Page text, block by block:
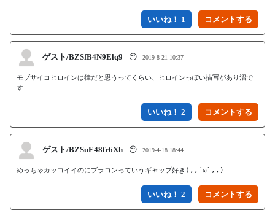
いいね！ 1
ゲスト/BZSfB4N9Elq9 😶 2019-8-21 10:37
モブサイコヒロインは律だと思うってくらい、ヒロインっぽい描写があり沼で
す
いいね！ 2
ゲスト/BZSuE48fr6Xh 😶 2019-4-18 18:44
めっちゃカッコイイのにブラコンっていうギャップ好き(,,´ω`,,)
いいね！ 2